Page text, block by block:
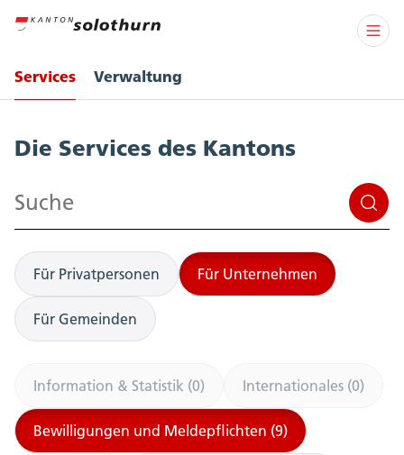
Services Verwaltung
Die Services des Kantons
Suchen
Für Privatpersonen Für Unternehmen
Für Gemeinden
Information & Statistik (0) Internationales (0)
Bewilligungen und Meldepflichten (9)